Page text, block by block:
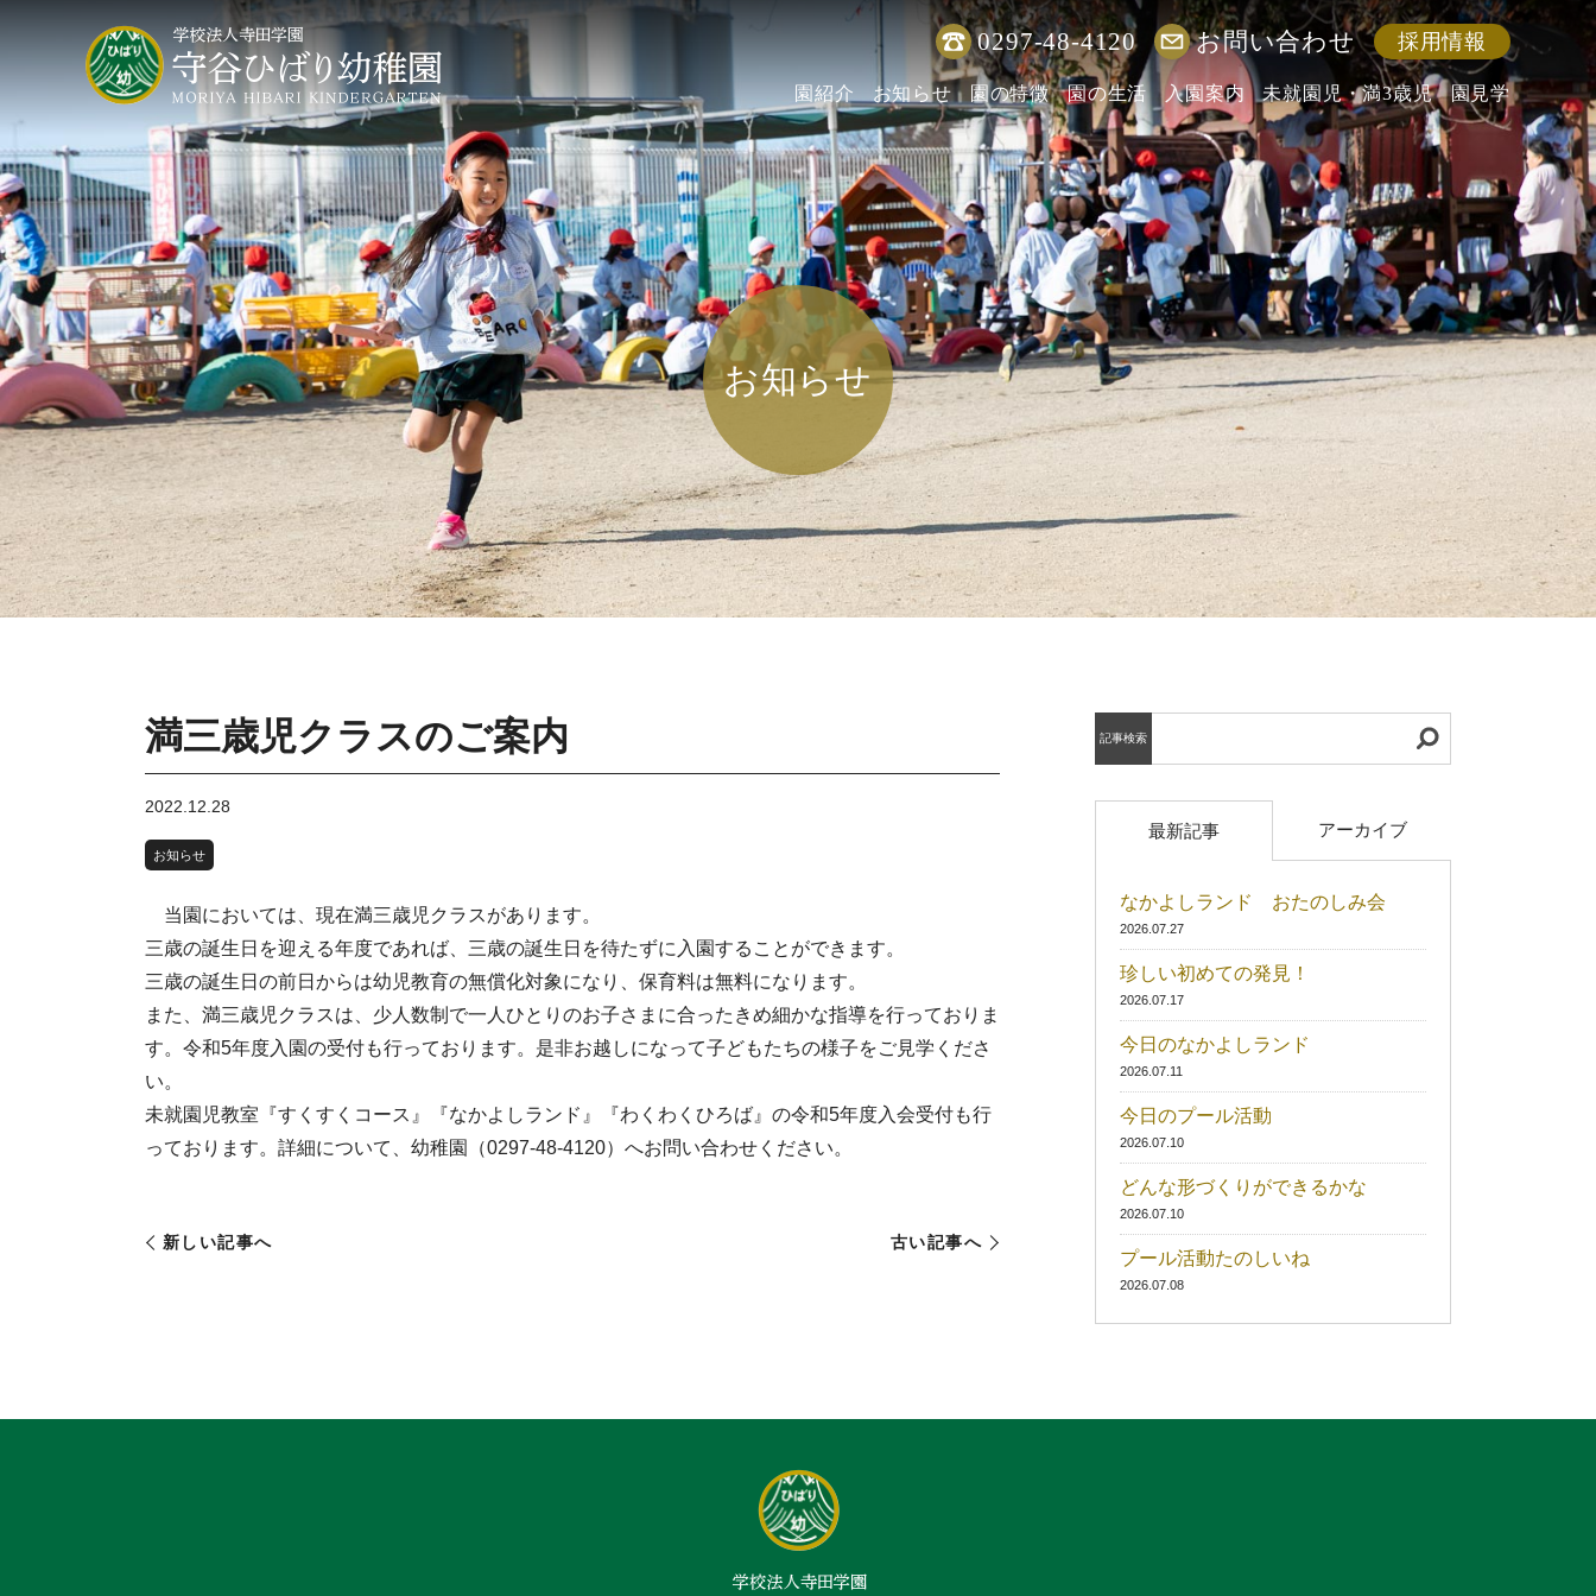
0297-48-4120 お問い合わせ 採用情報
園紹介 お知らせ 園の特徴 園の生活 入園案内 未就園児・満3歳児 園見学
お知らせ
満三歳児クラスのご案内
2022.12.28
お知らせ
当園においては、現在満三歳児クラスがあります。
三歳の誕生日を迎える年度であれば、三歳の誕生日を待たずに入園することができます。
三歳の誕生日の前日からは幼児教育の無償化対象になり、保育料は無料になります。
また、満三歳児クラスは、少人数制で一人ひとりのお子さまに合ったきめ細かな指導を行っておりま
す。令和5年度入園の受付も行っております。是非お越しになって子どもたちの様子をご見学くださ
い。
未就園児教室『すくすくコース』『なかよしランド』『わくわくひろば』の令和5年度入会受付も行
っております。詳細について、幼稚園（0297‐48‐4120）へお問い合わせください。
新しい記事へ 古い記事へ
記事検索
最新記事 アーカイブ
なかよしランド おたのしみ会
2026.07.27
珍しい初めての発見！
2026.07.17
今日のなかよしランド
2026.07.11
今日のプール活動
2026.07.10
どんな形づくりができるかな
2026.07.10
プール活動たのしいね
2026.07.08